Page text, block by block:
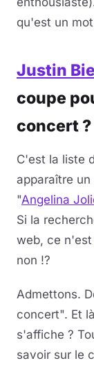
qu'est un
Justin
coupe
concert ?
C'est la liste
apparaître
"Angelina
Si la
web, ce
non !?
Admettons.
concert". Et
s'affiche ?
savoir sur le